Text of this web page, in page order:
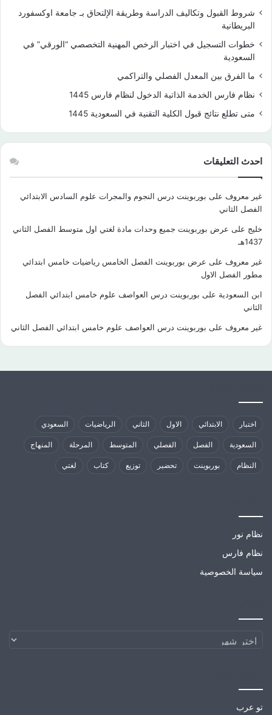
شروط القبول وتكاليف الدراسة وطريقة الإلتحاق بـ جامعة اوكسفورد
البريطانية
خطوات التسجيل في اختبار الرخص المهنية التخصصي “الورقي” في
السعودية
ما الفرق بين المعدل الفصلي والتراكمي
نظام فارس الخدمة الذاتية الدخول لنظام فارس 1445
متى تطلع نتائج قبول الكلية التقنية في السعودية 1445
احدث التعليقات
غير معروف على بوربوينت درس النجوم والمجرات علوم السادس الابتدائي
الفصل الثاني
خليج على عرض بوربوينت جميع وحدات مادة لغتي اول متوسط الفصل الثاني
1437هـ
غير معروف على عرض بوربوينت الفصل الخامس رياضيات خامس ابتدائي
مطور الفصل الاول
ابن السعودية على بوربوينت درس العواصف علوم خامس ابتدائي الفصل
الثاني
غير معروف على بوربوينت درس العواصف علوم خامس ابتدائي الفصل الثاني
اختبار الابتدائي الاول الثاني الرياضيات السعودي
السعودية الفصل الفصلي المتوسط المرحلة المنهاج
النظام بوربوينت تحضير توزيع كتاب لغتي
نظام نور
نظام فارس
سياسة الخصوصية
الارشيف
تو عرب